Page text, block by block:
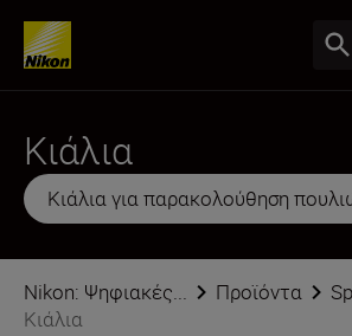
Κιάλια
Κιάλια για παρακολούθηση
Nikon: Ψηφιακές... Προϊόντα
Κιάλια